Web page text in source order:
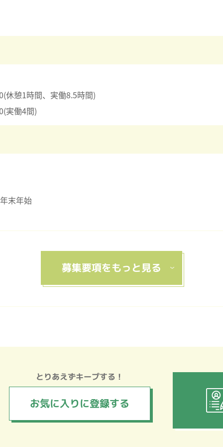
憩1時間、実働8.5時間)
働4間)
末年始
とりあえずキープする！
お気に入りに登録する